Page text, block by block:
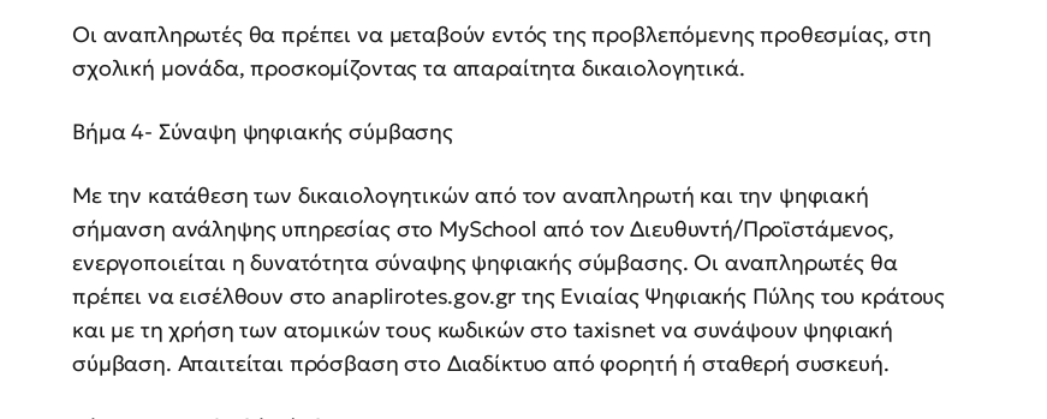
Οι αναπληρωτές θα πρέπει να μεταβούν εντός της προβλεπόμενης προθεσμίας, στη
σχολική μονάδα, προσκομίζοντας τα απαραίτητα δικαιολογητικά.
Βήμα 4- Σύναψη ψηφιακής σύμβασης
Με την κατάθεση των δικαιολογητικών από τον αναπληρωτή και την ψηφιακή
σήμανση ανάληψης υπηρεσίας στο MySchool από τον Διευθυντή/Προϊστάμενος,
ενεργοποιείται η δυνατότητα σύναψης ψηφιακής σύμβασης. Οι αναπληρωτές θα
πρέπει να εισέλθουν στο anaplirotes.gov.gr της Ενιαίας Ψηφιακής Πύλης του κράτους
και με τη χρήση των ατομικών τους κωδικών στο taxisnet να συνάψουν ψηφιακή
σύμβαση. Απαιτείται πρόσβαση στο Διαδίκτυο από φορητή ή σταθερή συσκευή.